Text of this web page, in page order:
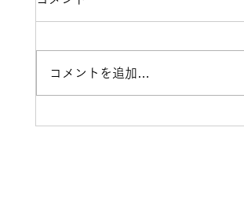
第10回みんな×エール開催レ
コメントを追加…